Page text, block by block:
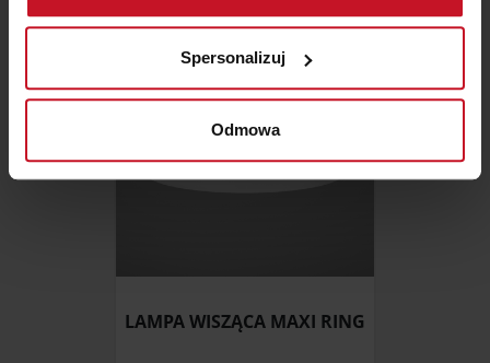
Identyfikować Twoje urządzenie, aktywnie
(fingerprinting, czyli wirtualny odcisk palca)
Dowiedz się więcej odnośnie tego, jak Twoje osobiste
dane są przetwarzane oraz ustaw własne preferencje w
zmienić lub wycofać swoją zgodę w dowolnej chwili.
analizować ruch w naszej witrynie. Informacje o tym, jak
społecznościowym, reklamowym i analitycznym.
Spersonalizuj
Odmowa
LAMPA WISZĄCA MAXI RING